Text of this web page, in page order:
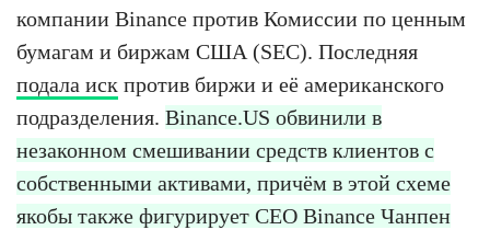
компании Binance против Комиссии по ценным
бумагам и биржам США (SEC). Последняя
подала иск против биржи и её американского
подразделения. Binance.US обвинили в
незаконном смешивании средств клиентов с
собственными активами, причём в этой схеме
якобы также фигурирует CEO Binance Чанпен